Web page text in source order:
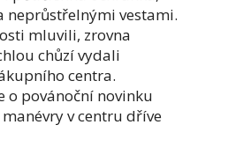
neprůstřelnými vestami.
mluvili, zrovna
chůzí vydali
centra.
o povánoční novinku
v centru dříve